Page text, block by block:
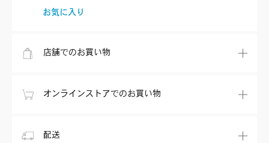
お気に入り
店舗でのお買い物
オンラインストアでのお買い物
配送